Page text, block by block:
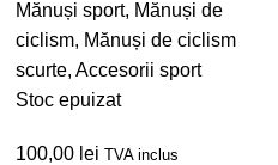
Mănuși sport, Mănuși de
ciclism, Mănuși de ciclism
scurte, Accesorii sport
Stoc epuizat
100,00 lei TVA inclus